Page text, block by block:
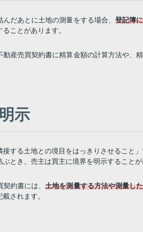
だあとに土地の測量をする場合、 登記簿
ことがあります。
動産売買契約書に精算金額の計算方法や、
示
接する土地との境目をはっきりさせること
ぶとき、売主は買主に境界を明示すること
契約書には、土地を測量する方法や測量し
されます。